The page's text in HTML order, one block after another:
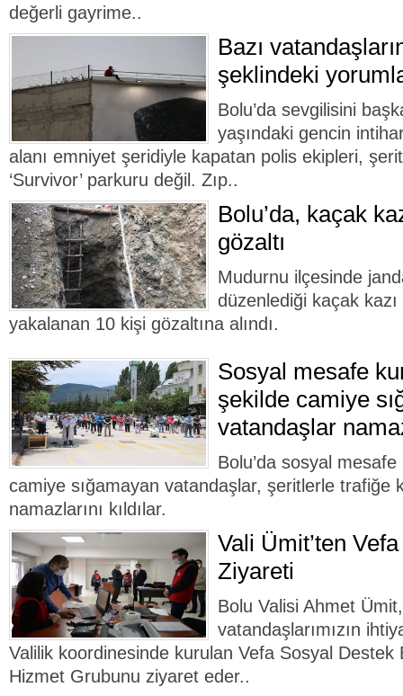
değerli gayrime..
Bazı
şeklindeki
Bolu’da sevgilisini
yaşındaki gencin
alanı emniyet şeridiyle kapatan polis ekipleri,
‘Survivor’ parkuru değil. Zıp..
Bolu’da, kaçak
gözaltı
Mudurnu ilçesinde
düzenlediği kaçak
yakalanan 10 kişi gözaltına alındı.
Sosyal mesafe
şekilde camiye
vatandaşlar
Bolu’da sosyal
camiye sığamayan vatandaşlar, şeritlerle trafiğe
namazlarını kıldılar.
Vali Ümit’ten
Ziyareti
Bolu Valisi Ahmet Ümit,
vatandaşlarımızın
Valilik koordinesinde kurulan Vefa Sosyal
Hizmet Grubunu ziyaret eder..